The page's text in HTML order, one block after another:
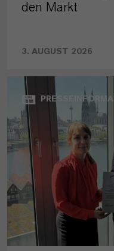
den Markt
3. AUGUST 2026